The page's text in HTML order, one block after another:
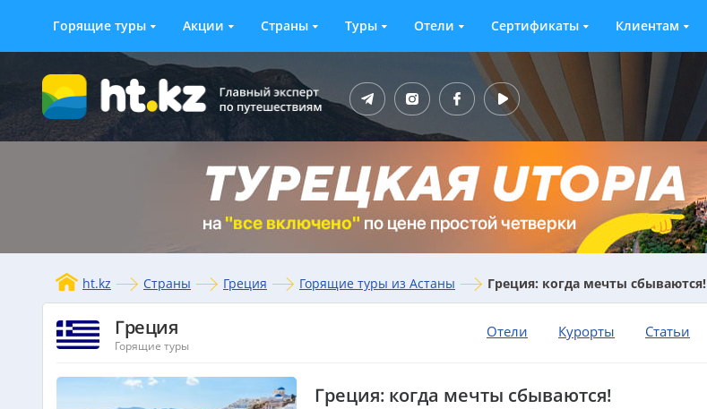
Горящие туры Акции Страны Туры Отели Сертификаты Клиентам
ht.kz Страны Греция Горящие туры из Астаны Греция: когда мечты сбываются!
Отели Курорты Статьи
Греция
Горящие туры
Греция: когда мечты сбываются!